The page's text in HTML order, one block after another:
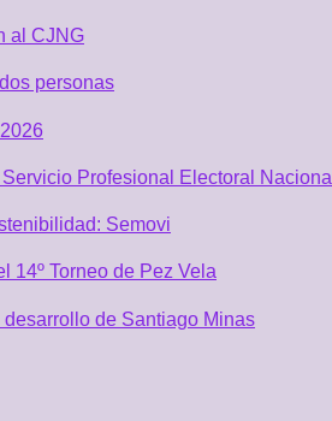
al CJNG
personas
Profesional Electoral Nacional
Semovi
14º Torneo de Pez Vela
de Santiago Minas